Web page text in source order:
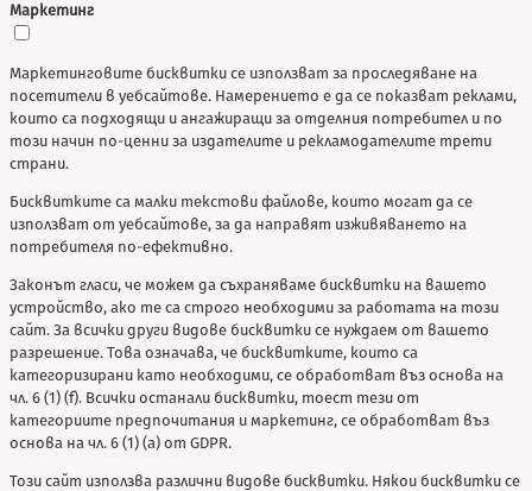
Маркетинг
Маркетинговите бисквитки се използват за проследяване на
посетители в уебсайтове. Намерението е да се показват реклами,
които са подходящи и ангажиращи за отделния потребител и по
този начин по-ценни за издателите и рекламодателите трети
страни.
Бисквитките са малки текстови файлове, които могат да се
използват от уебсайтове, за да направят изживяването на
потребителя по-ефективно.
Законът гласи, че можем да съхраняваме бисквитки на вашето
устройство, ако те са строго необходими за работата на този
сайт. За всички други видове бисквитки се нуждаем от вашето
разрешение. Това означава, че бисквитките, които са
категоризирани като необходими, се обработват въз основа на
чл. 6 (1) (f). Всички останали бисквитки, тоест тези от
категориите предпочитания и маркетинг, се обработват въз
основа на чл. 6 (1) (a) от GDPR.
Този сайт използва различни видове бисквитки. Някои бисквитки се